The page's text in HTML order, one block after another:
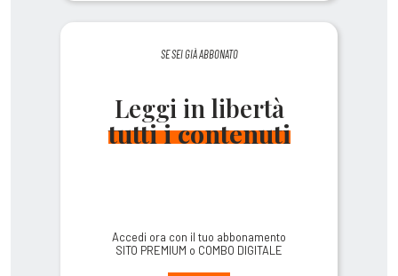
SE SEI GIÀ ABBONATO
Leggi in libertà
tutti i contenuti
Accedi ora con il tuo abbonamento
SITO PREMIUM o COMBO DIGITALE